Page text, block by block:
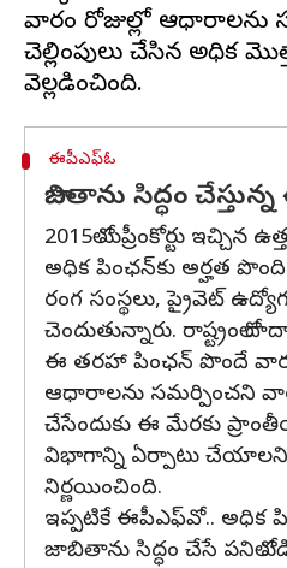
వారం రోజుల్లో ఆధారాలను
చెల్లింపులు చేసిన అధిక
ఈపీఎఫ్ఓ
జాబితాను సిద్ధం
2015లో సుప్రీంకోర్టు ఇచ్చిన
అధిక పింఛన్‌కు అర్హత పొందిన
రంగ సంస్థలు, ప్రైవెట్
చెందుతున్నారు. రాష్ట్రంలో
ఈ తరహా పింఛన్ పొందే
ఆధారాలను సమర్పించని
చేసేందుకు ఈ మేరకు
విభాగాన్ని ఏర్పాటు
నిర్ణయించింది.
ఇప్పటికే ఈపీఎఫ్‌వో.. అధిక
జాబితాను సిద్ధం చేసే పనిలో